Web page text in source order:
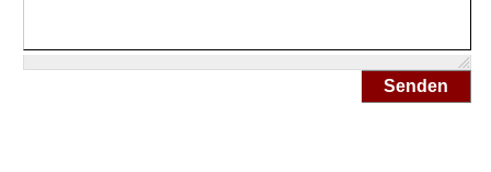
Senden